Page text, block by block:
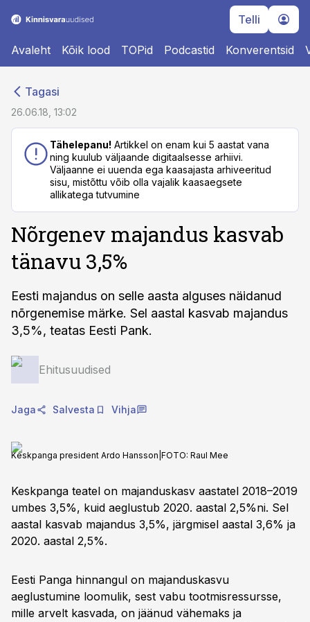
Telli
Avaleht Kõik lood TOPid Podcastid Konverentsid
Tagasi
26.06.18, 13:02
Tähelepanu! Artikkel on enam kui 5 aastat vana
ning kuulub väljaande digitaalsesse arhiivi.
Väljaanne ei uuenda ega kaasajasta arhiveeritud
sisu, mistõttu võib olla vajalik kaasaegsete
allikatega tutvumine
Nõrgenev majandus kasvab
tänavu 3,5%
Eesti majandus on selle aasta alguses näidanud
nõrgenemise märke. Sel aastal kasvab majandus
3,5%, teatas Eesti Pank.
Ehitusuudised
Jaga Salvesta Vihja
Keskpanga president Ardo Hansson|FOTO: Raul Mee
Keskpanga teatel on majanduskasv aastatel 2018–2019
umbes 3,5%, kuid aeglustub 2020. aastal 2,5%ni. Sel
aastal kasvab majandus 3,5%, järgmisel aastal 3,6% ja
2020. aastal 2,5%.
Eesti Panga hinnangul on majanduskasvu
aeglustumine loomulik, sest vabu tootmisressursse,
mille arvelt kasvada, on jäänud vähemaks ja